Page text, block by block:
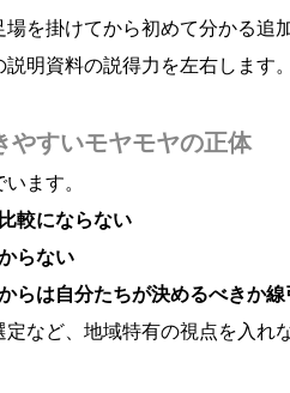
を掛けてから初めて分かる追
明資料の説得力を左右します。
やすいモヤモヤの正体
ます。
較にならない
らない
らは自分たちが決めるべきか
など、地域特有の視点を入れ